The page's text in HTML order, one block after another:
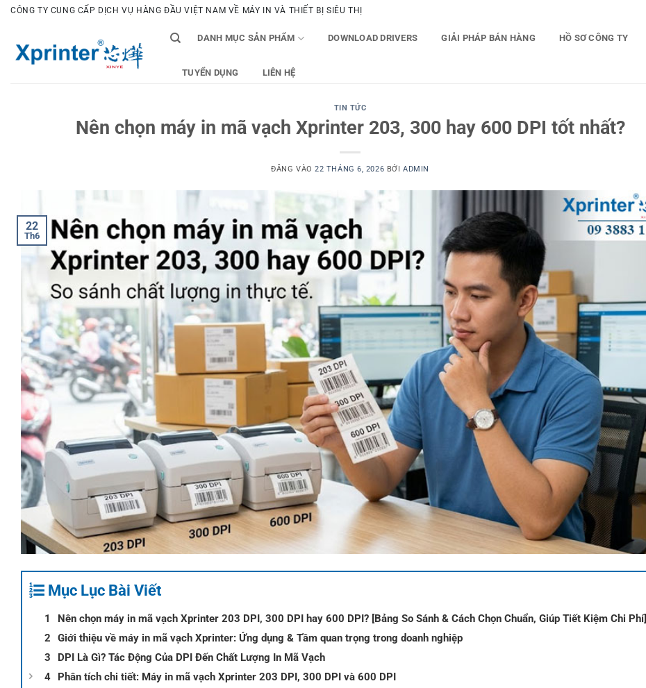
Bỏ
dung
CÔNG TY CUNG CẤP DỊCH VỤ HÀNG ĐẦU VIỆT NAM VỀ MÁY IN VÀ THIẾT BỊ SIÊU THỊ
DANH MỤC SẢN PHẨM DOWNLOAD DRIVERS GIẢI PHÁP BÁN HÀNG HỒ SƠ CÔNG TY
TUYỂN DỤNG LIÊN HỆ
TIN TỨC
Nên chọn máy in mã vạch Xprinter 203, 300 hay 600 DPI tốt nhất?
ĐĂNG VÀO22 THÁNG 6, 2026 BỞI ADMIN
22
Th6
Mục Lục Bài Viết
Nên chọn máy in mã vạch Xprinter 203 DPI, 300 DPI hay 600 DPI? [Bảng So Sánh & Cách Chọn Chuẩn, Giúp Tiết Kiệm Chi Phí]
Giới thiệu về máy in mã vạch Xprinter: Ứng dụng & Tầm quan trọng trong doanh nghiệp
DPI Là Gì? Tác Động Của DPI Đến Chất Lượng In Mã Vạch
Phân tích chi tiết: Máy in mã vạch Xprinter 203 DPI, 300 DPI và 600 DPI